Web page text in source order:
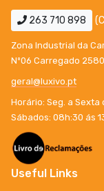
263 710 898
Zona Industrial da
Nº06 Carregado
geral@luxivo.pt
Horário: Seg. a Sexta
Sábados: 08h:30 ás
Useful Links